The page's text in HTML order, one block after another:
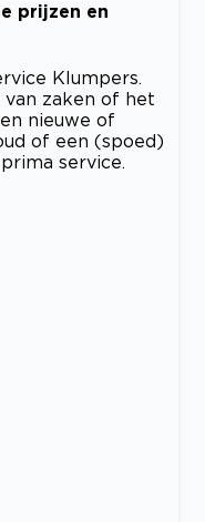
prijzen en
Klumpers.
zaken of het
nieuwe of
of een (spoed)
service.